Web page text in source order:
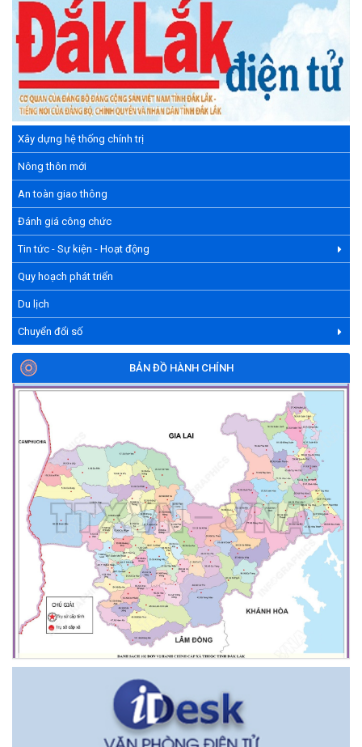
Xây dựng hệ thống chính trị
Nông thôn mới
An toàn giao thông
Đánh giá công chức
Tin tức - Sự kiện - Hoạt động
Quy hoạch phát triển
Du lịch
Chuyển đổi số
BẢN ĐỒ HÀNH CHÍNH